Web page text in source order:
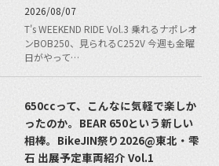
2026/08/07
T's WEEKEND RIDE Vol.3 乗れるナポレオ
ンBOB250、見られるC252V 今週も金曜
日がやって…
650ccって、こんなに気軽で楽しか
ったのか。BEAR 650という新しい
相棒。BikeJIN祭り2026@東北・雫
石 出展予定車両紹介 Vol.1